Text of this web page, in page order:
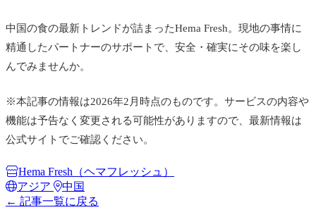
中国の食の最新トレンドが詰まったHema Fresh。現地の事情に
精通したパートナーのサポートで、安全・確実にその味を楽し
んでみませんか。
※本記事の情報は2026年2月時点のものです。サービスの内容や
機能は予告なく変更される可能性がありますので、最新情報は
公式サイトでご確認ください。
Hema Fresh（ヘマフレッシュ）
アジア
中国
← 記事一覧に戻る